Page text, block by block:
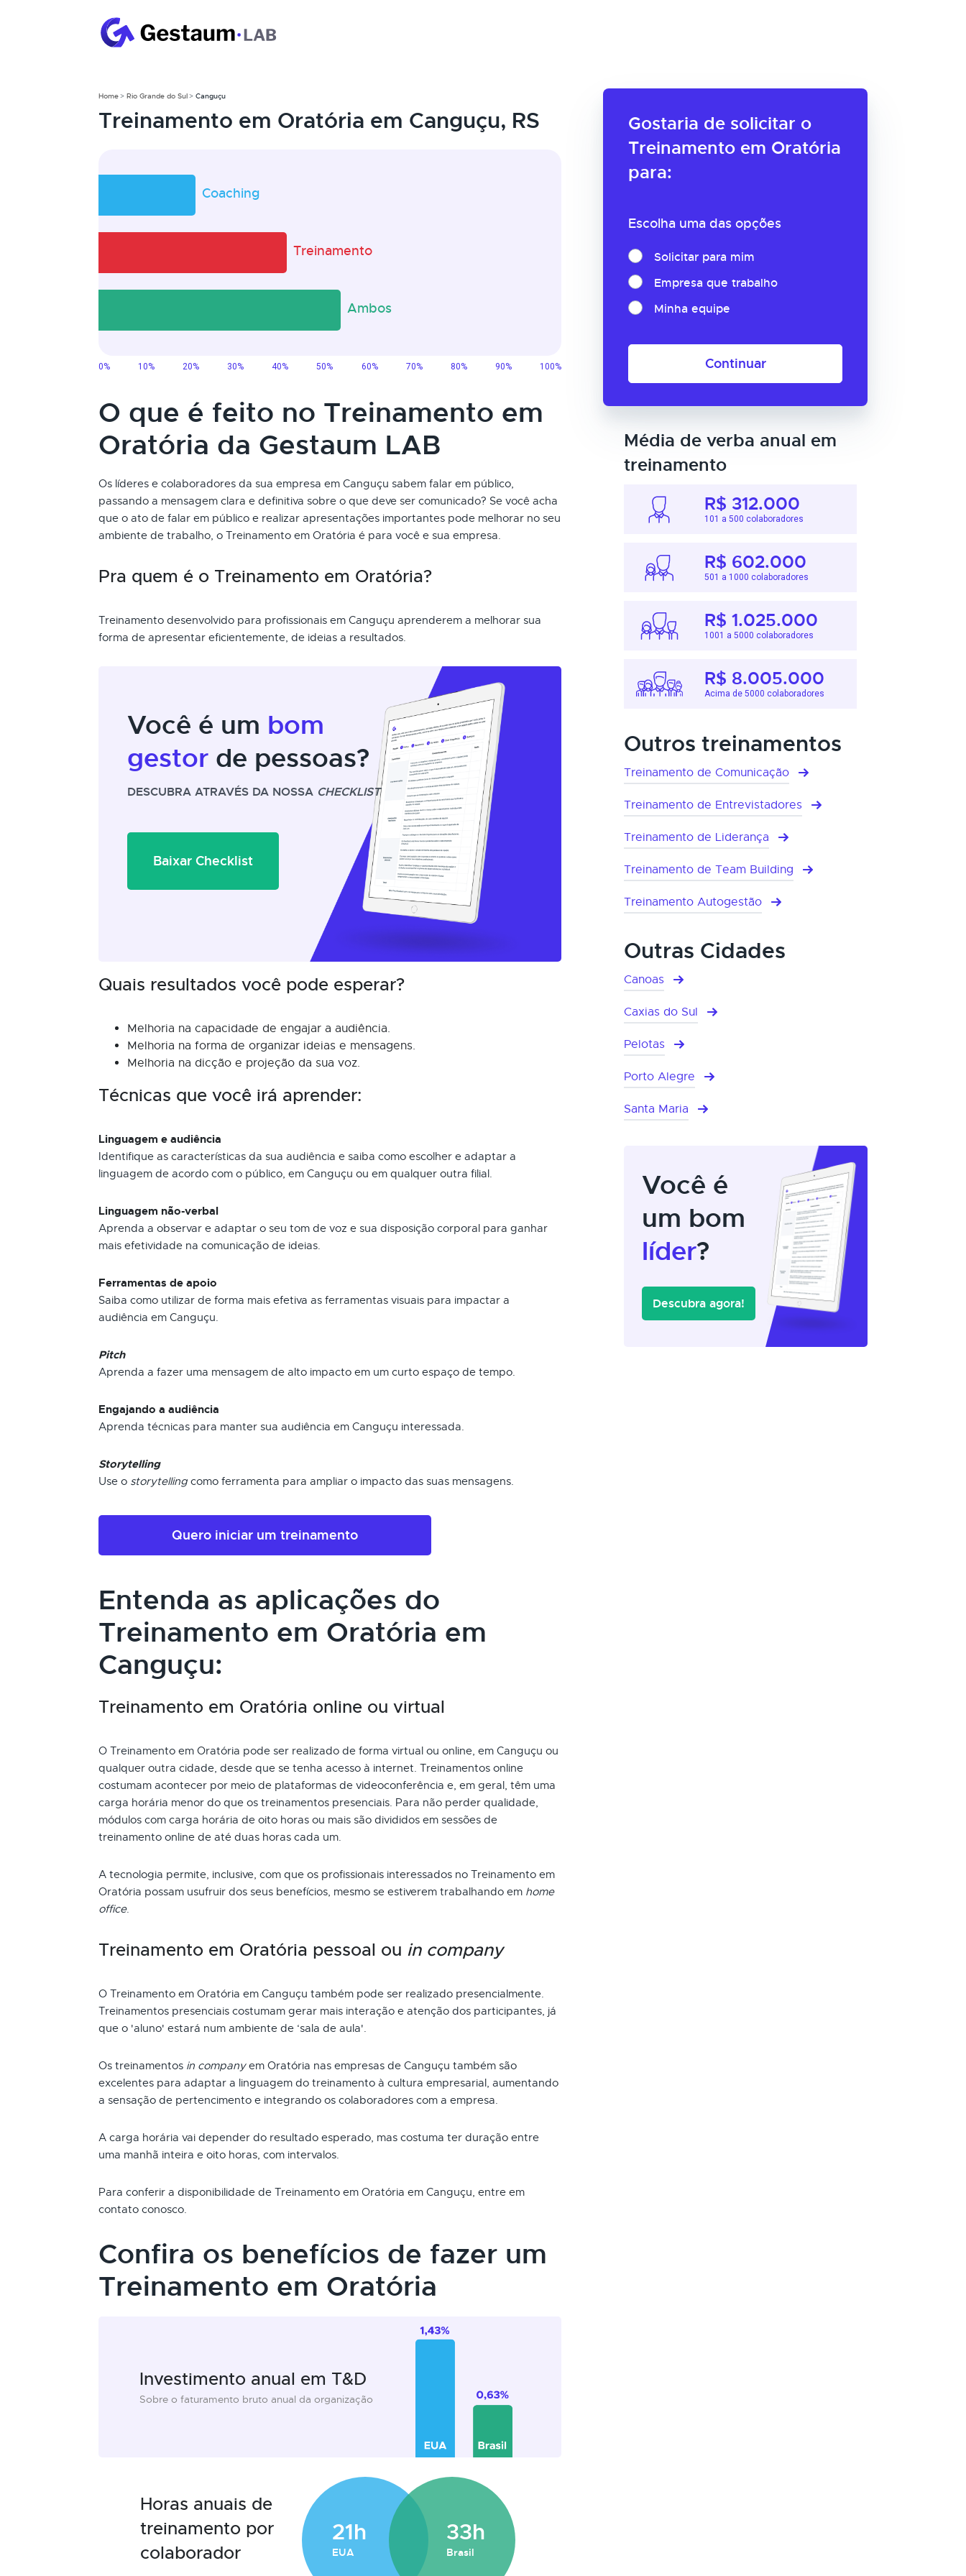
Gostaria de solicitar o
Treinamento em Oratória
para:
Escolha uma das opções
Solicitar para mim
Empresa que trabalho
Minha equipe
Continuar
Home Rio Grande do Sul Canguçu
Treinamento em Oratória em Canguçu, RS
O que é feito no Treinamento em
Oratória da Gestaum LAB
Os líderes e colaboradores da sua empresa em Canguçu sabem falar em público,
passando a mensagem clara e definitiva sobre o que deve ser comunicado? Se você acha
que o ato de falar em público e realizar apresentações importantes pode melhorar no seu
ambiente de trabalho, o Treinamento em Oratória é para você e sua empresa.
Pra quem é o Treinamento em Oratória?
Treinamento desenvolvido para profissionais em Canguçu aprenderem a melhorar sua
forma de apresentar eficientemente, de ideias a resultados.
Você é um bom
gestor de pessoas?
DESCUBRA ATRAVÉS DA NOSSA CHECKLIST
Baixar Checklist
Quais resultados você pode esperar?
Melhoria na capacidade de engajar a audiência.
Melhoria na forma de organizar ideias e mensagens.
Melhoria na dicção e projeção da sua voz.
Técnicas que você irá aprender:
Linguagem e audiência
Identifique as características da sua audiência e saiba como escolher e adaptar a
linguagem de acordo com o público, em Canguçu ou em qualquer outra filial.
Linguagem não-verbal
Aprenda a observar e adaptar o seu tom de voz e sua disposição corporal para ganhar
mais efetividade na comunicação de ideias.
Ferramentas de apoio
Saiba como utilizar de forma mais efetiva as ferramentas visuais para impactar a
audiência em Canguçu.
Pitch
Aprenda a fazer uma mensagem de alto impacto em um curto espaço de tempo.
Engajando a audiência
Aprenda técnicas para manter sua audiência em Canguçu interessada.
Storytelling
Use o storytelling como ferramenta para ampliar o impacto das suas mensagens.
Quero iniciar um treinamento
Entenda as aplicações do
Treinamento em Oratória em
Canguçu:
Treinamento em Oratória online ou virtual
O Treinamento em Oratória pode ser realizado de forma virtual ou online, em Canguçu ou
qualquer outra cidade, desde que se tenha acesso à internet. Treinamentos online
costumam acontecer por meio de plataformas de videoconferência e, em geral, têm uma
carga horária menor do que os treinamentos presenciais. Para não perder qualidade,
módulos com carga horária de oito horas ou mais são divididos em sessões de
treinamento online de até duas horas cada um.
A tecnologia permite, inclusive, com que os profissionais interessados no Treinamento em
Oratória possam usufruir dos seus benefícios, mesmo se estiverem trabalhando em home
office.
Treinamento em Oratória pessoal ou in company
O Treinamento em Oratória em Canguçu também pode ser realizado presencialmente.
Treinamentos presenciais costumam gerar mais interação e atenção dos participantes, já
que o 'aluno' estará num ambiente de ‘sala de aula'.
Os treinamentos in companyem Oratória nas empresas de Canguçu também são
excelentes para adaptar a linguagem do treinamento à cultura empresarial, aumentando
a sensação de pertencimento e integrando os colaboradores com a empresa.
A carga horária vai depender do resultado esperado, mas costuma ter duração entre
uma manhã inteira e oito horas, com intervalos.
Para conferir a disponibilidade de Treinamento em Oratória em Canguçu, entre em
contato conosco.
Confira os benefícios de fazer um
Treinamento em Oratória
Investimento anual em T&D
Sobre o faturamento bruto anual da organização
Horas anuais de
treinamento por
colaborador
21h
EUA
33h
Brasil
Média de verba anual em
treinamento
R$ 312.000
101 a 500 colaboradores
R$ 602.000
501 a 1000 colaboradores
R$ 1.025.000
1001 a 5000 colaboradores
R$ 8.005.000
Acima de 5000 colaboradores
Outros treinamentos
Treinamento de Comunicação
Treinamento de Entrevistadores
Treinamento de Liderança
Treinamento de Team Building
Treinamento Autogestão
Outras Cidades
Canoas
Caxias do Sul
Pelotas
Porto Alegre
Santa Maria
Você é
um bom
líder?
Descubra agora!